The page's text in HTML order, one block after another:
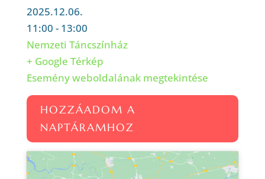
2025.12.06.
11:00 - 13:00
Nemzeti Táncszínház
+ Google Térkép
Esemény weboldalának megtekintése
HOZZÁADOM A
NAPTÁRAMHOZ